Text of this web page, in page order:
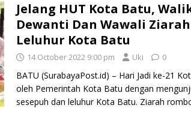
Jelang HUT Kota Batu,
Dewanti Dan Wawali
Leluhur Kota Batu
14 October 2022 9:00 pm Uki 0
BATU (SurabayaPost.id) – Hari Jadi ke-21
oleh Pemerintah Kota Batu dengan
sesepuh dan leluhur Kota Batu. Ziarah